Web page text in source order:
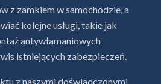
z zamkiem w samochodzie, a
kolejne usługi, takie jak
antywłamaniowych
istniejących zabezpieczeń.
z naszymi doświadczonymi